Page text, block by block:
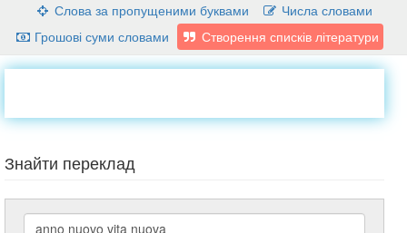
Слова за пропущеними буквами
Числа словами
Грошові суми словами
Створення списків літератури
Знайти переклад